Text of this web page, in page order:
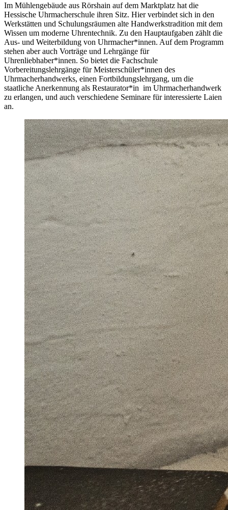
Im Mühlengebäude aus Rörshain auf dem Marktplatz hat die
Hessische Uhrmacherschule ihren Sitz. Hier verbindet sich in den
Werkstätten und Schulungsräumen alte Handwerkstradition mit dem
Wissen um moderne Uhrentechnik. Zu den Hauptaufgaben zählt die
Aus- und Weiterbildung von Uhrmacher*innen. Auf dem Programm
stehen aber auch Vorträge und Lehrgänge für
Uhrenliebhaber*innen. So bietet die Fachschule
Vorbereitungslehrgänge für Meisterschüler*innen des
Uhrmacherhandwerks, einen Fortbildungslehrgang, um die
staatliche Anerkennung als Restaurator*in im Uhrmacherhandwerk
zu erlangen, und auch verschiedene Seminare für interessierte Laien
an.